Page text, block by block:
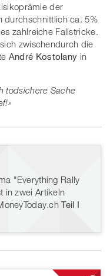
der
durchschnittlich ca. 5%
zahlreiche Fallstricke.
zwischendurch die
André Kostolany in
todsichere Sache
"Everything Rally
in zwei Artikeln
Teil I